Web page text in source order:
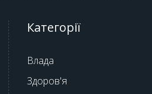
Категорії
Влада
Здоров'я